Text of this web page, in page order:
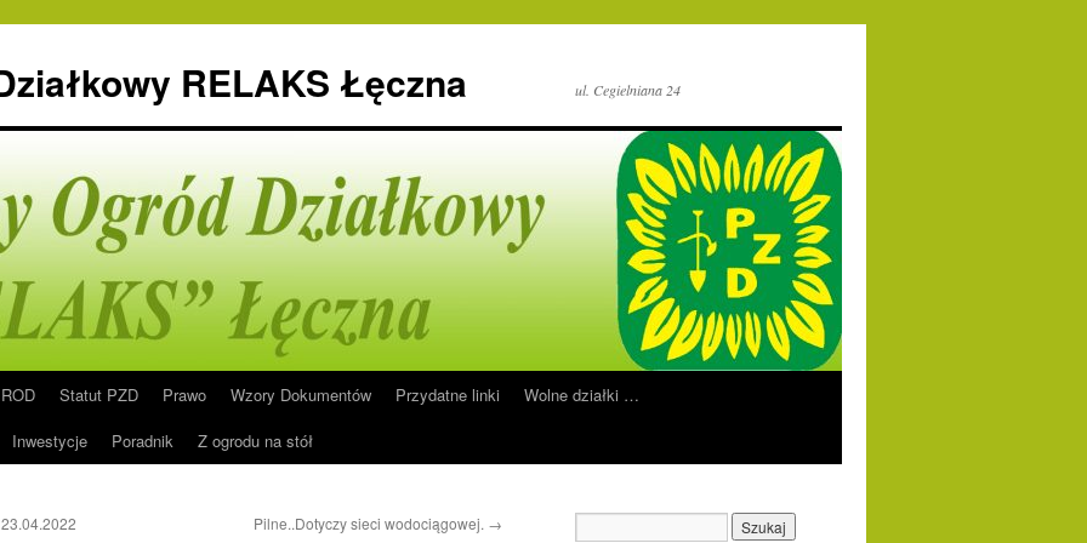
RELAKS Łęczna ul. Cegielniana 24
Statut PZD Prawo Wzory Dokumentów Przydatne linki
Wolne działki …
Inwestycje Poradnik Z ogrodu na stół
Pilne..Dotyczy sieci wodociągowej. →